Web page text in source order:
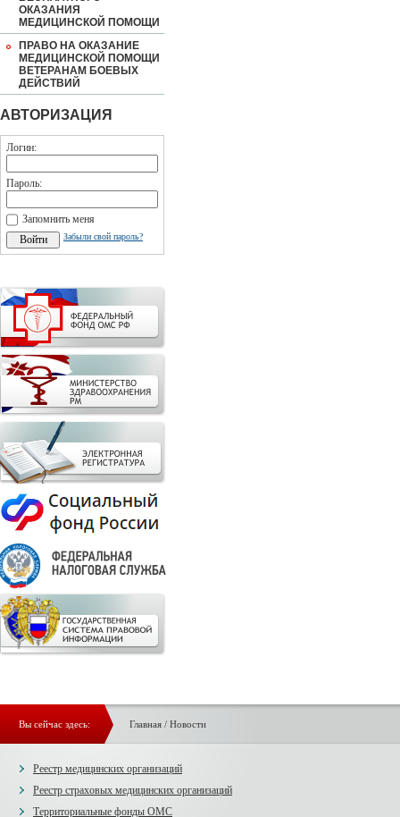
ОКАЗАНИЯ
МЕДИЦИНСКОЙ ПОМОЩИ
ПРАВО НА ОКАЗАНИЕ
МЕДИЦИНСКОЙ ПОМОЩИ
ВЕТЕРАНАМ БОЕВЫХ
ДЕЙСТВИЙ
АВТОРИЗАЦИЯ
Логин:
Пароль:
Запомнить меня
Забыли свой пароль?
Вы сейчас здесь: Главная/ Новости
Реестр медицинских организаций
Реестр страховых медицинских организаций
Территориальные фонды ОМС